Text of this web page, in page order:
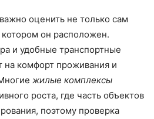
важно оценить не только сам
он расположен.
и удобные транспортные
на комфорт проживания и
жилые комплексы
роста, где часть объектов
поэтому проверка